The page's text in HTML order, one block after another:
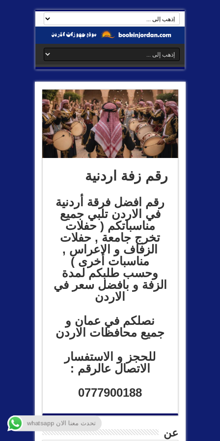
رقم زفة اردنية
رقم افضل فرقة أردنية
في الاردن تلبي جميع
مناسباتكم ( حفلات
تخرج جامعة , حفلات
الزفاف و الاعراس ,
مناسبات أخرى )
وحسب طلبكم لمدة
الزفة و بافضل سعر في
الاردن
نصلكم في عمان و
جميع محافظات الاردن
للحجز و الاستفسار
الاتصال عالرقم :
0777900188
عن
تحدث معنا الان whatsapp